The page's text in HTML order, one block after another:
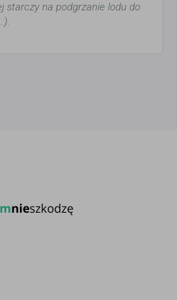
starczy na podgrzanie lodu do